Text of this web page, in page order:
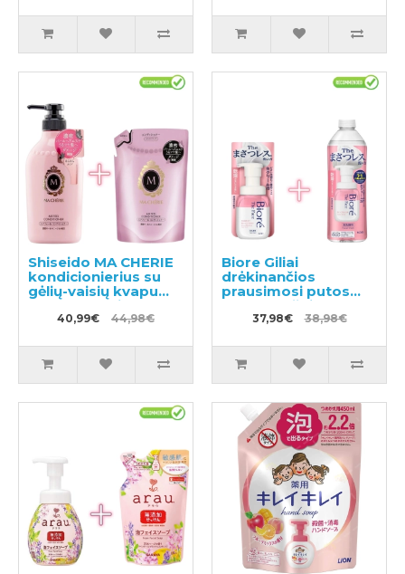
užpildas 300ml
Shiseido MA CHERIE
kondicionierius su
gėlių-vaisių kvapu
450ml + papildymas
380ml40,99€ 44,98€
Biore Giliai
drėkinančios
prausimosi putos
200ml + užpildas
340ml37,98€ 38,98€